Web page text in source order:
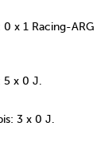
x 1 Racing-ARG
5 x 0 J.
3 x 0 J.